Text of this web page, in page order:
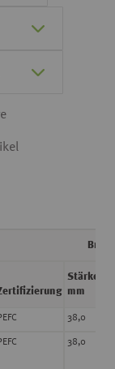
38,0
38,0
Stärke
mm